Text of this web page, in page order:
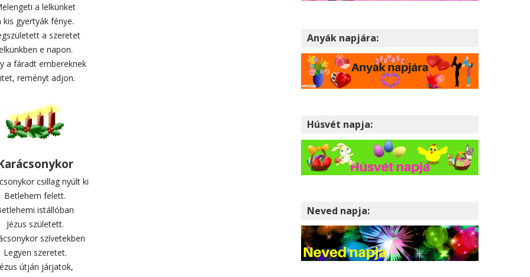
a lelkünket
kis gyertyák fénye.
a szeretet
e napon.
a fáradt embereknek
reményt adjon.
csillag nyúlt ki
Betlehem felett.
istállóban
Jézus született.
szívetekben
Legyen szeretet.
útján járjatok,
Anyák napjára:
Húsvét napja:
Neved napja: